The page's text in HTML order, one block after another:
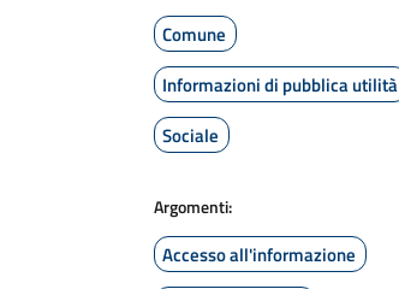
Comune
Informazioni di pubblica utilità
Sociale
Argomenti:
Accesso all'informazione